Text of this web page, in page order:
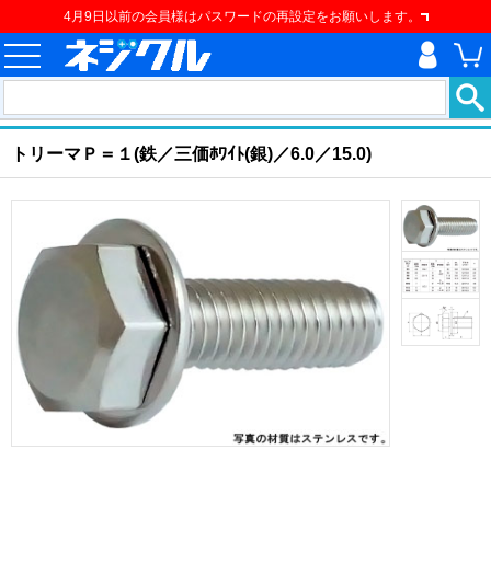
4月9日以前の会員様はパスワードの再設定をお願いします。
トリーマＰ＝１(鉄／三価ﾎﾜｲﾄ(銀)／6.0／15.0)